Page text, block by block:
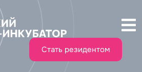
Стать резидентом